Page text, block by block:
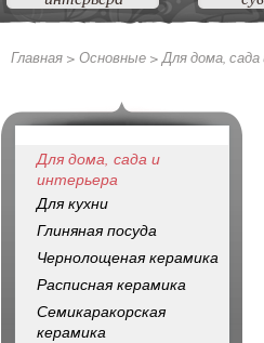
Главная > Основные >Для дома,
Для дома, сада и
интерьера
Для кухни
Глиняная посуда
Чернолощеная керамика
Расписная керамика
Семикаракорская
керамика